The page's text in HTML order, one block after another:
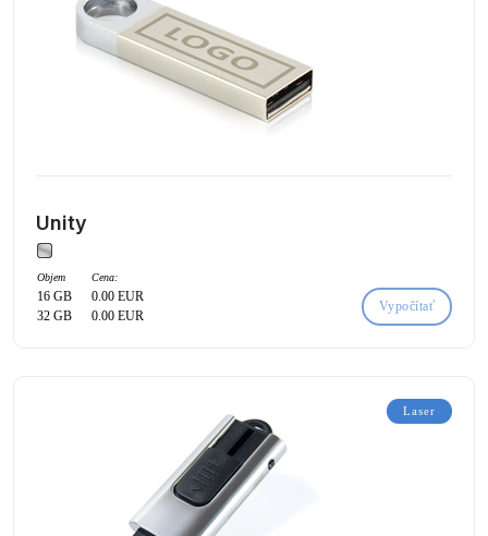
Unity
Objem Cena:
16 GB
0.00 EUR
32 GB
0.00 EUR
Vypočítať
Laser